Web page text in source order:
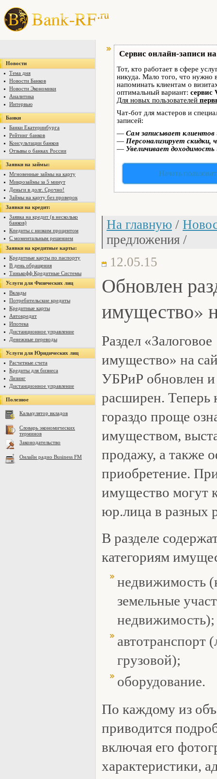
Новости
Тема дня
Новости Банков
Новости Экономики
Аналитика
Интервью
Банки
Банки Екатеринбурга
Рейтинг банков
Консультации банков
Отзывы о банках России
Заявки на займы:
Мгновенные займы на карту
Микрозаймы за 5 минут
Деньги в долг. Срочно!
Займы на карту без проверок
Заявки на кредит:
Заявка на кредит (в несколько
банков)
Кпедиты с низким процентом
С моментальным решением
Заявки на кредитные карты:
Кредитные карты по паспорту
В день обращения
Тинькофф Кредитные Системы
Услуги для Физических лиц
Вклады
Потребительские кредиты
Кредитные карты
Автокредит
Ипотека
Дистанционное управление
Денежные переводы
Услуги для Юридических лиц
Расчетные счета
Кредиты для бизнеса
Лизинг
Дистанционное управление
Полезное
Калькулятор вкладов
Словарь экономических
терминов
Законодательство
Онлайн радио Business FM
Сервис онлайн-записи
Тот, кто работает в сфере
никуда. Мало того, что нужно
напоминать клиентам о
оптимальный вариант: сервис
Для новых пользователей
Чат-бот для мастеров и
записей:
— Сам записывает
— Персонализирует скидки,
— Увеличивает
Начать
На главную /
предложения /
12.05.15
Обновлен
имущество»
Раздел «Залоговое
имущество» на
УБРиР обновлен и
расширен. Теперь
гораздо проще
имуществом,
продажу, а также
приобретение.
имущество могут
юр.лица в разных
В разделе
категориям
недвижимость
земельные
недвижимость);
автотранспорт
грузовой);
оборудование.
По каждому из
приводится
включая его
характеристики,